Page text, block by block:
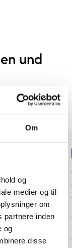
Om
og
medier og til
om
partnere inden
og
disse
und
an
Ziel